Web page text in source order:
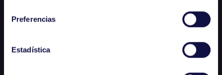
Preferencias
Estadística